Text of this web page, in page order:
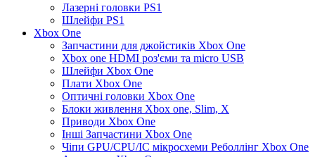
Лазерні головки PS1
Шлейфи PS1
Xbox One
Запчастини для джойстиків Xbox One
Xbox one HDMI роз'єми та micro USB
Шлейфи Xbox One
Плати Xbox One
Оптичні головки Xbox One
Блоки живлення Xbox one, Slim, X
Приводи Xbox One
Інші Запчастини Xbox One
Чіпи GPU/CPU/IC мікросхеми Реболлінг Xbox One